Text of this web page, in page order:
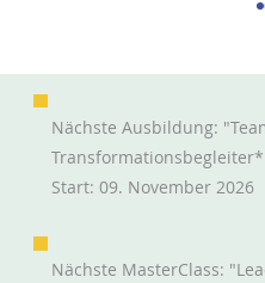
Nächste Ausbildung:
Start: 09. November 2026
Nächste MasterClass: